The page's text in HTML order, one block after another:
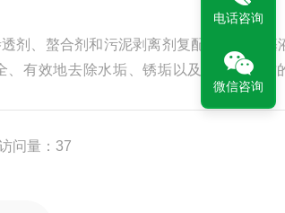
剂、螯合剂和污泥剥离剂复配而成的水基
有效地去除水垢、锈垢以及其它矿物质
问量：37
电话咨询
微信咨询